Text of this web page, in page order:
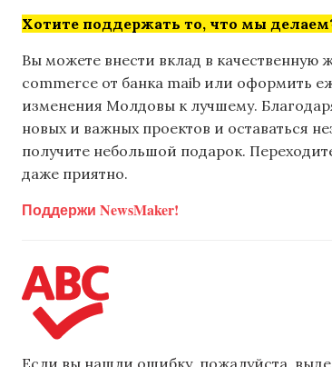
Хотите поддержать то, что мы
Вы можете внести вклад в качественную
commerce от банка maib или оформить
изменения Молдовы к лучшему.
новых и важных проектов и оставаться
получите небольшой подарок.
даже приятно.
Поддержи NewsMaker!
Если вы нашли ошибку, пожалуйста,